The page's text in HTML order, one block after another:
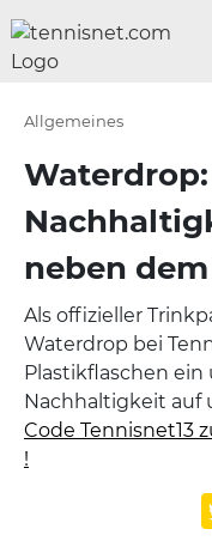
Allgemeines
neben
Als offizieller
Waterdrop bei
Plastikflaschen
Nachhaltigkeit auf
Code Tennisnet13
!